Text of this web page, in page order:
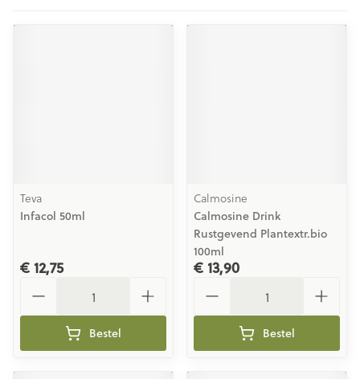
Teva
Infacol 50ml
€ 12,75
Bestel
Calmosine
Calmosine Drink
Rustgevend Plantextr.bio
100ml
€ 13,90
Bestel